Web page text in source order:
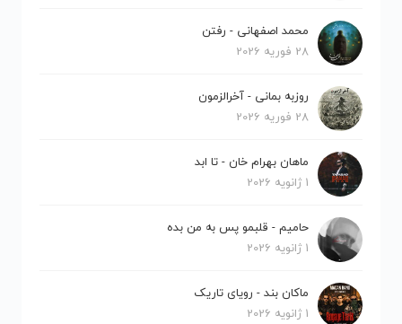
محمد اصفهانی - رفتن
28 فوریه 2026
روزبه بمانی - آخرالزمون
28 فوریه 2026
ماهان بهرام خان - تا ابد
1 ژانویه 2026
حامیم - قلبمو پس به من بده
1 ژانویه 2026
ماکان بند - رویای تاریک
1 ژانویه 2026